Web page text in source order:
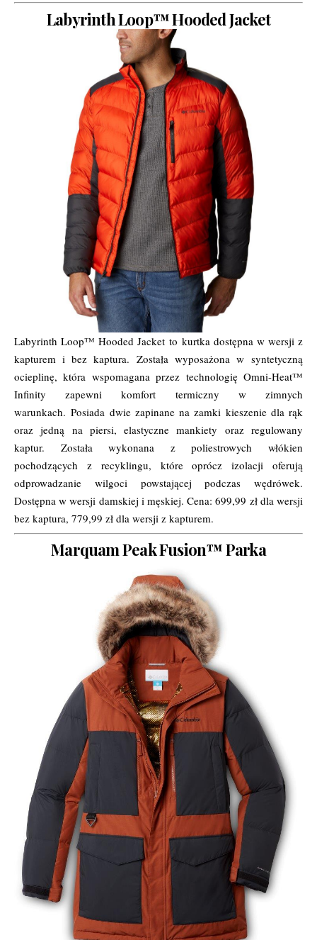
Labyrinth Loop™ Hooded Jacket
Labyrinth Loop™ Hooded Jacket to kurtka dostępna w wersji z
kapturem i bez kaptura. Została wyposażona w syntetyczną
ocieplinę, która wspomagana przez technologię Omni-Heat™
Infinity zapewni komfort termiczny w zimnych
warunkach. Posiada dwie zapinane na zamki kieszenie dla rąk
oraz jedną na piersi, elastyczne mankiety oraz regulowany
kaptur. Została wykonana z poliestrowych włókien
pochodzących z recyklingu, które oprócz izolacji oferują
odprowadzanie wilgoci powstającej podczas wędrówek.
Dostępna w wersji damskiej i męskiej. Cena: 699,99 zł dla wersji
bez kaptura, 779,99 zł dla wersji z kapturem.
Marquam Peak Fusion™ Parka